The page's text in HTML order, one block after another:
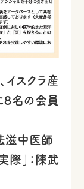
スクラ産
8名の会員
滋中医師
」：陳武